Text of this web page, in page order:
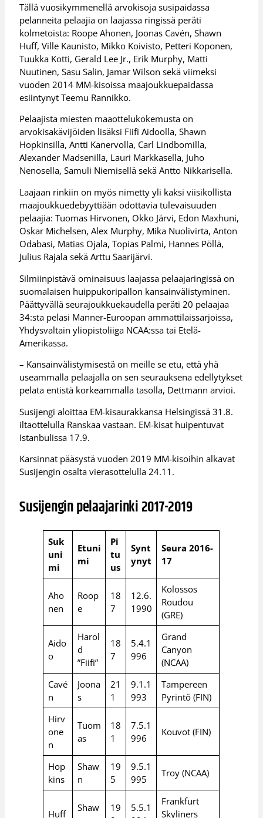
Tällä vuosikymmenellä arvokisoja susipaidassa
pelanneita pelaajia on laajassa ringissä peräti
kolmetoista: Roope Ahonen, Joonas Cavén, Shawn
Huff, Ville Kaunisto, Mikko Koivisto, Petteri Koponen,
Tuukka Kotti, Gerald Lee Jr., Erik Murphy, Matti
Nuutinen, Sasu Salin, Jamar Wilson sekä viimeksi
vuoden 2014 MM-kisoissa maajoukkuepaidassa
esiintynyt Teemu Rannikko.
Pelaajista miesten maaottelukokemusta on
arvokisakävijöiden lisäksi Fiifi Aidoolla, Shawn
Hopkinsilla, Antti Kanervolla, Carl Lindbomilla,
Alexander Madsenilla, Lauri Markkasella, Juho
Nenosella, Samuli Niemisellä sekä Antto Nikkarisella.
Laajaan rinkiin on myös nimetty yli kaksi viisikollista
maajoukkuedebyyttiään odottavia tulevaisuuden
pelaajia: Tuomas Hirvonen, Okko Järvi, Edon Maxhuni,
Oskar Michelsen, Alex Murphy, Mika Nuolivirta, Anton
Odabasi, Matias Ojala, Topias Palmi, Hannes Pöllä,
Julius Rajala sekä Arttu Saarijärvi.
Silmiinpistävä ominaisuus laajassa pelaajaringissä on
suomalaisen huippukoripallon kansainvälistyminen.
Päättyvällä seurajoukkuekaudella peräti 20 pelaajaa
34:sta pelasi Manner-Euroopan ammattilaissarjoissa,
Yhdysvaltain yliopistoliiga NCAA:ssa tai Etelä-
Amerikassa.
– Kansainvälistymisestä on meille se etu, että yhä
useammalla pelaajalla on sen seurauksena edellytykset
pelata entistä korkeammalla tasolla, Dettmann arvioi.
Susijengi aloittaa EM-kisaurakkansa Helsingissä 31.8.
iltaottelulla Ranskaa vastaan. EM-kisat huipentuvat
Istanbulissa 17.9.
Karsinnat pääsystä vuoden 2019 MM-kisoihin alkavat
Susijengin osalta vierasottelulla 24.11.
Susijengin pelaajarinki 2017-2019
Suk
uni
mi
Etuni
mi
Pi
tu
us
Synt
ynyt
Seura 2016-
17
Aho
nen
Roop
e
18
7
12.6.
1990
Kolossos
Roudou
(GRE)
Aido
o
Harol
d
”Fiifi”
18
7
5.4.1
996
Grand
Canyon
(NCAA)
Cavé
n
Joona
s
21
1
9.1.1
993
Tampereen
Pyrintö (FIN)
Hirv
one
n
Tuom
as
18
1
7.5.1
996
Kouvot (FIN)
Hop
kins
Shaw
n
19
5
9.5.1
995
Troy (NCAA)
Huff
Shaw
19
5.5.1
Frankfurt
Skyliners